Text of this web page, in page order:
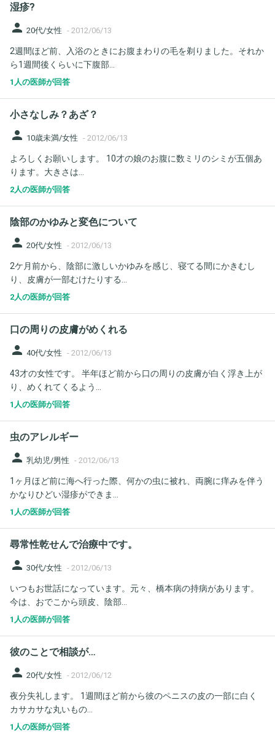
湿疹?
person 20代/女性 - 2012/06/13
2週間ほど前、入浴のときにお腹まわりの毛を剃りました。それか
ら1週間後くらいに下腹部...
1人の医師が回答
小さなしみ？あざ？
person 10歳未満/女性 - 2012/06/13
よろしくお願いします。 10才の娘のお腹に数ミリのシミが五個あ
ります。大きさは...
2人の医師が回答
陰部のかゆみと変色について
person 20代/女性 - 2012/06/13
2ケ月前から、陰部に激しいかゆみを感じ、寝てる間にかきむし
り、皮膚が一部むけたりする...
2人の医師が回答
口の周りの皮膚がめくれる
person 40代/女性 - 2012/06/13
43才の女性です。 半年ほど前から口の周りの皮膚が白く浮き上が
り、めくれてくるよう...
1人の医師が回答
虫のアレルギー
person 乳幼児/男性 - 2012/06/13
1ヶ月ほど前に海へ行った際、何かの虫に被れ、両腕に痒みを伴う
かなりひどい湿疹ができま...
1人の医師が回答
尋常性乾せんで治療中です。
person 30代/女性 - 2012/06/13
いつもお世話になっています。元々、橋本病の持病があります。
今は、おでこから頭皮、陰部...
1人の医師が回答
彼のことで相談が…
person 20代/女性 - 2012/06/12
夜分失礼します。 1週間ほど前から彼のペニスの皮の一部に白く
カサカサな丸いもの...
1人の医師が回答